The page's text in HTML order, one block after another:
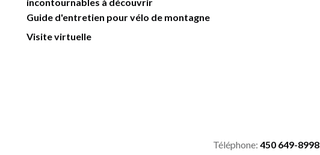
Guide d'entretien pour vélo de montagne
Visite virtuelle
Téléphone: 450 649-8998